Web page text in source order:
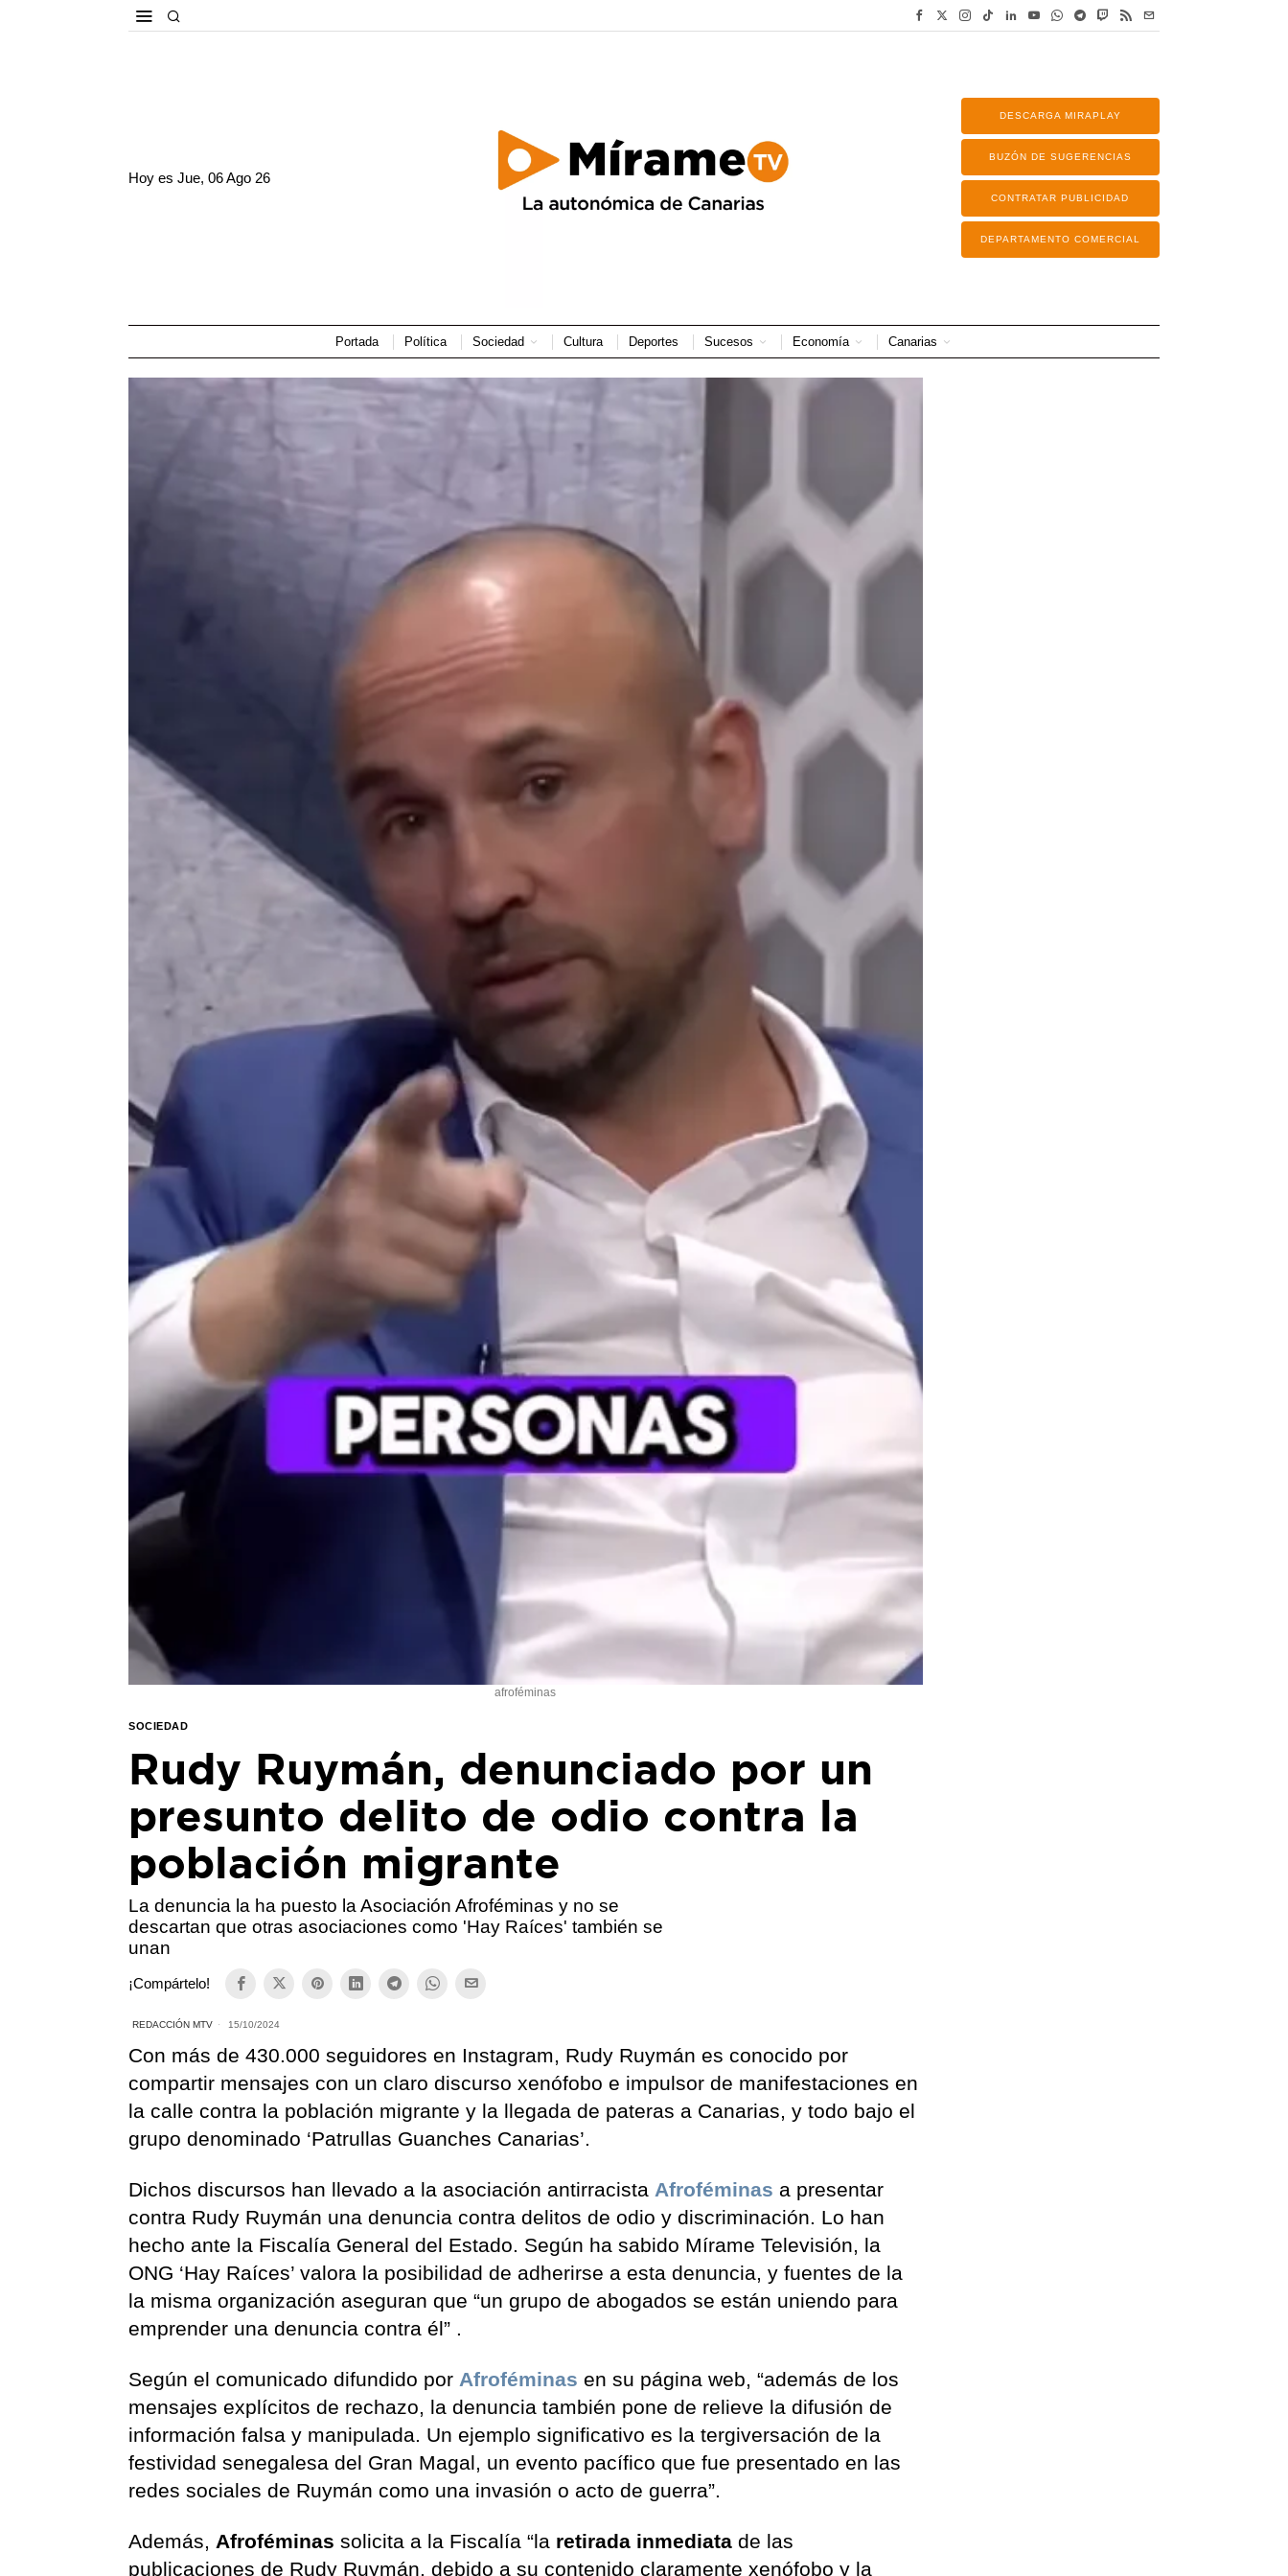
Hoy esJue, 06 Ago 26
DESCARGA MIRAPLAY
BUZÓN DE SUGERENCIAS
CONTRATAR PUBLICIDAD
DEPARTAMENTO COMERCIAL
Portada Política Sociedad Cultura Deportes Sucesos Economía Canarias
afroféminas
SOCIEDAD
Rudy Ruymán, denunciado por un
presunto delito de odio contra la
población migrante
La denuncia la ha puesto la Asociación Afroféminas y no se
descartan que otras asociaciones como 'Hay Raíces' también se
unan
¡Compártelo!
REDACCIÓN MTV 15/10/2024
Con más de 430.000 seguidores en Instagram, Rudy Ruymán es conocido por
compartir mensajes con un claro discurso xenófobo e impulsor de manifestaciones en
la calle contra la población migrante y la llegada de pateras a Canarias, y todo bajo el
grupo denominado ‘Patrullas Guanches Canarias’.
Dichos discursos han llevado a la asociación antirracista Afroféminas a presentar
contra Rudy Ruymán una denuncia contra delitos de odio y discriminación. Lo han
hecho ante la Fiscalía General del Estado. Según ha sabido Mírame Televisión, la
ONG ‘Hay Raíces’ valora la posibilidad de adherirse a esta denuncia, y fuentes de la
la misma organización aseguran que “un grupo de abogados se están uniendo para
emprender una denuncia contra él” .
Según el comunicado difundido por Afroféminas en su página web, “además de los
mensajes explícitos de rechazo, la denuncia también pone de relieve la difusión de
información falsa y manipulada. Un ejemplo significativo es la tergiversación de la
festividad senegalesa del Gran Magal, un evento pacífico que fue presentado en las
redes sociales de Ruymán como una invasión o acto de guerra”.
Además, Afroféminas solicita a la Fiscalía “la retirada inmediata de las
publicaciones de Rudy Ruymán, debido a su contenido claramente xenófobo y la